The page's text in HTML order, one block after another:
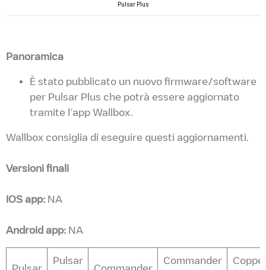
Pulsar Plus
Panoramica
È stato pubblicato un nuovo firmware/software
per Pulsar Plus che potrà essere aggiornato
tramite l’app Wallbox.
Wallbox consiglia di eseguire questi aggiornamenti.
Versioni finali
IOS app: NA
Android app: NA
Pulsar
Pulsar
Commander
Commander